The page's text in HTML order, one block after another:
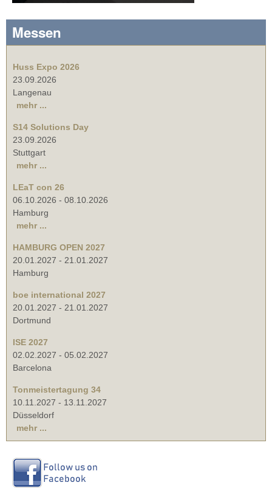
Messen
Huss Expo 2026
23.09.2026
Langenau
mehr ...
S14 Solutions Day
23.09.2026
Stuttgart
mehr ...
LEaT con 26
06.10.2026 - 08.10.2026
Hamburg
mehr ...
HAMBURG OPEN 2027
20.01.2027 - 21.01.2027
Hamburg
boe international 2027
20.01.2027 - 21.01.2027
Dortmund
ISE 2027
02.02.2027 - 05.02.2027
Barcelona
Tonmeistertagung 34
10.11.2027 - 13.11.2027
Düsseldorf
mehr ...